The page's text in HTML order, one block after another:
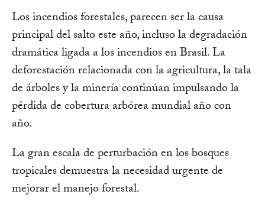
Los incendios forestales, parecen ser la causa
principal del salto este año, incluso la degradación
dramática ligada a los incendios en Brasil. La
deforestación relacionada con la agricultura, la tala
de árboles y la minería continúan impulsando la
pérdida de cobertura arbórea mundial año con
año.
La gran escala de perturbación en los bosques
tropicales demuestra la necesidad urgente de
mejorar el manejo forestal.